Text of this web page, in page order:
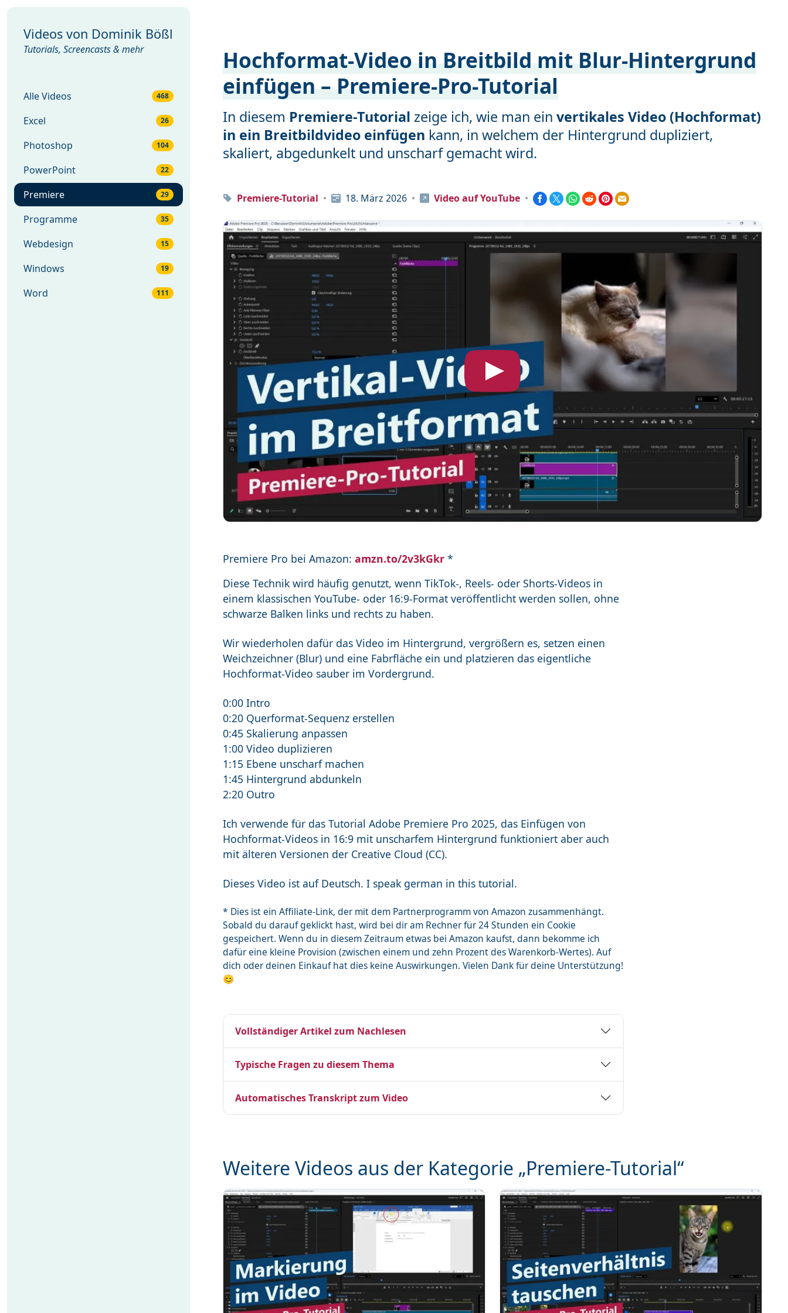
Hochformat-Video in Breitbild mit Blur-Hintergrund
einfügen – Premiere-Pro-Tutorial
In diesem Premiere-Tutorial zeige ich, wie man ein vertikales Video (Hochformat)
in ein Breitbildvideo einfügen kann, in welchem der Hintergrund dupliziert,
skaliert, abgedunkelt und unscharf gemacht wird.
Premiere-Tutorial 18. März 2026 Video auf YouTube
Premiere Pro bei Amazon: amzn.to/2v3kGkr *
Diese Technik wird häufig genutzt, wenn TikTok-, Reels- oder Shorts-Videos in
einem klassischen YouTube- oder 16:9-Format veröffentlicht werden sollen, ohne
schwarze Balken links und rechts zu haben.
Wir wiederholen dafür das Video im Hintergrund, vergrößern es, setzen einen
Weichzeichner (Blur) und eine Fabrfläche ein und platzieren das eigentliche
Hochformat-Video sauber im Vordergrund.
0:00 Intro
0:20 Querformat-Sequenz erstellen
0:45 Skalierung anpassen
1:00 Video duplizieren
1:15 Ebene unscharf machen
1:45 Hintergrund abdunkeln
2:20 Outro
Ich verwende für das Tutorial Adobe Premiere Pro 2025, das Einfügen von
Hochformat-Videos in 16:9 mit unscharfem Hintergrund funktioniert aber auch
mit älteren Versionen der Creative Cloud (CC).
Dieses Video ist auf Deutsch. I speak german in this tutorial.
* Dies ist ein Affiliate-Link, der mit dem Partnerprogramm von Amazon zusammenhängt.
Sobald du darauf geklickt hast, wird bei dir am Rechner für 24 Stunden ein Cookie
gespeichert. Wenn du in diesem Zeitraum etwas bei Amazon kaufst, dann bekomme ich
dafür eine kleine Provision (zwischen einem und zehn Prozent des Warenkorb-Wertes). Auf
dich oder deinen Einkauf hat dies keine Auswirkungen. Vielen Dank für deine Unterstützung!
😊
Vollständiger Artikel zum Nachlesen
Typische Fragen zu diesem Thema
Automatisches Transkript zum Video
Weitere Videos aus der Kategorie „Premiere-Tutorial“
Videos von Dominik Bößl
Tutorials, Screencasts & mehr
Alle Videos 468
Excel 26
Photoshop 104
PowerPoint 22
Premiere 29
Programme 35
Webdesign 15
Windows 19
Word 111